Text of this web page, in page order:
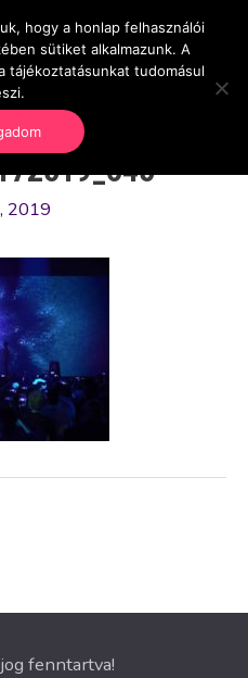
Main
2019
fenntartva!
hogy a honlap felhasználói
sütiket alkalmazunk. A
tájékoztatásunkat tudomásul